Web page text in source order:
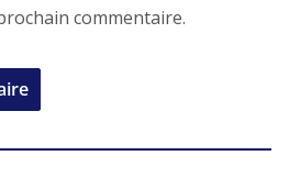
commentaire.